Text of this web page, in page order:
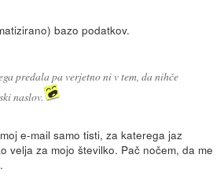
bazo podatkov.
predala pa verjetno ni v tem, da nihče
naslov.
e-mail samo tisti, za katerega jaz
velja za mojo številko. Pač nočem, da me